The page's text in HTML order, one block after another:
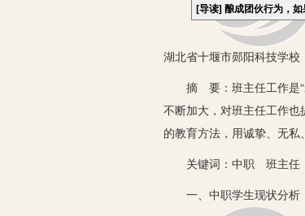
[导读]酿成团伙行为，
湖北省十堰市郧阳科技学
摘 要：班主任工作是“爱
不断加大，对班主任工作
的教育方法，用诚挚、无私
关键词：中职 班主
一、中职学生现状分析